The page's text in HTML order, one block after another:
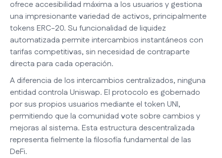
ofrece accesibilidad máxima a los usuarios y gestiona
una impresionante variedad de activos, principalmente
tokens ERC-20. Su funcionalidad de liquidez
automatizada permite intercambios instantáneos con
tarifas competitivas, sin necesidad de contraparte
directa para cada operación.
A diferencia de los intercambios centralizados, ninguna
entidad controla Uniswap. El protocolo es gobernado
por sus propios usuarios mediante el token UNI,
permitiendo que la comunidad vote sobre cambios y
mejoras al sistema. Esta estructura descentralizada
representa fielmente la filosofía fundamental de las
DeFi.